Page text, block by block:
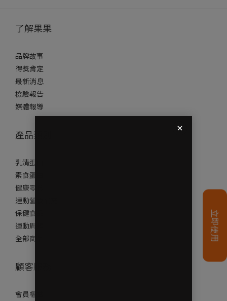
了解果果
品牌故事
得獎肯定
最新消息
檢驗報告
媒體報導
產品類別
乳清蛋白
素食蛋白
健康零食
運動營養補充
保健食品
運動周邊
全部商品
顧客服務
會員權益